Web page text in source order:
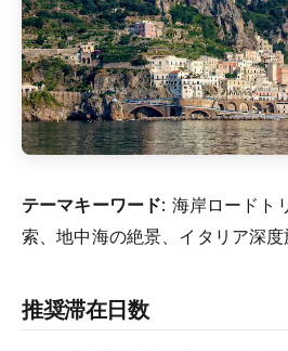
テーマキーワード: 海岸ロードト
索、地中海の絶景、イタリア深度
推奨滞在日数